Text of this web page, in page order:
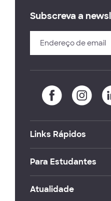
Subscreva a
Links Rápidos
Para Estudantes
Atualidade